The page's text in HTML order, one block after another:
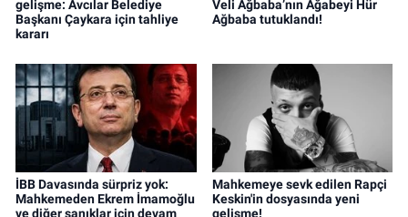
gelişme: Avcılar Belediye
Başkanı Çaykara için tahliye
kararı
Veli Ağbaba’nın Ağabeyi Hür
Ağbaba tutuklandı!
İBB Davasında sürpriz yok:
Mahkemeden Ekrem İmamoğlu
ve diğer sanıklar için devam
Mahkemeye sevk edilen Rapçi
Keskin'in dosyasında yeni
gelişme!